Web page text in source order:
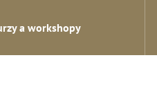
a workshopy